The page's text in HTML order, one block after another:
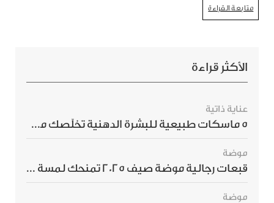
متابعة القراءة
الأكثر قراءة
عناية ذاتية
5 ماسكات طبيعية للبشرة الدهنية تخلّصك من الحبوب بسرعة
موضة
قبعات رجالية موضة صيف 2025 تمنحك لمسة أناقة استثنائية
موضة